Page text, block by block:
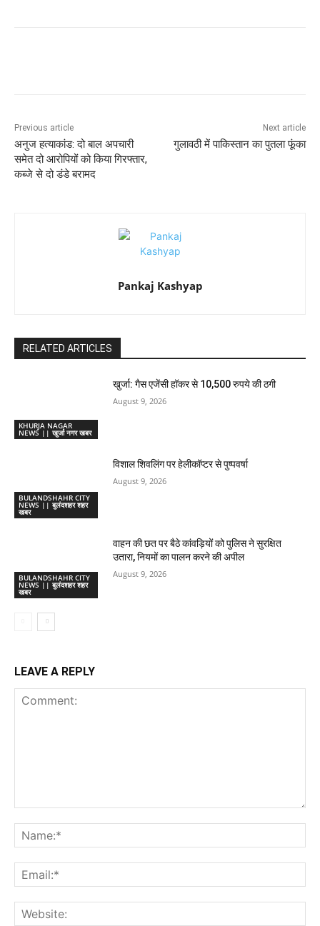
Previous article
अनुज हत्याकांड: दो बाल अपचारी
समेत दो आरोपियों को किया गिरफ्तार,
कब्जे से दो डंडे बरामद
Next article
गुलावठी में पाकिस्तान का पुतला फूंका
Pankaj Kashyap
RELATED ARTICLES
KHURJA NAGAR
NEWS || खुर्जा नगर खबर
खुर्जा: गैस एजेंसी हॉकर से 10,500 रुपये की ठगी
August 9, 2026
BULANDSHAHR CITY
NEWS || बुलंदशहर शहर
खबर
विशाल शिवलिंग पर हेलीकॉप्टर से पुष्पवर्षा
August 9, 2026
BULANDSHAHR CITY
NEWS || बुलंदशहर शहर
खबर
वाहन की छत पर बैठे कांवड़ियों को पुलिस ने सुरक्षित
उतारा, नियमों का पालन करने की अपील
August 9, 2026
LEAVE A REPLY